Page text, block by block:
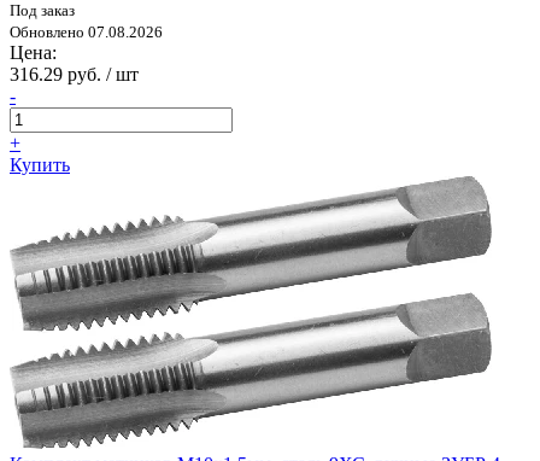
Под заказ
Обновлено 07.08.2026
Цена:
316.29 руб. / шт
-
+
Купить